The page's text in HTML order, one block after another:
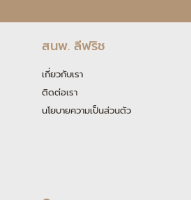
สนพ. ลีฟริช
เกี่ยวกับเรา
ติดต่อเรา
นโยบายความเป็นส่วนตัว